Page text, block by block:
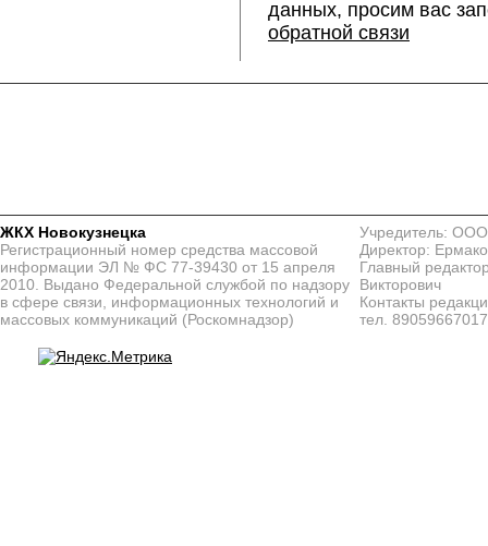
данных, просим вас
обратной связи
ЖКХ Новокузнецка
Регистрационный номер средства массовой
информации ЭЛ № ФС 77-39430 от 15 апреля
2010. Выдано Федеральной службой по надзору
в сфере связи, информационных технологий и
массовых коммуникаций (Роскомнадзор)
Учредитель:
Директор:
Главный
Викторович
Контакты
тел. 89059667017